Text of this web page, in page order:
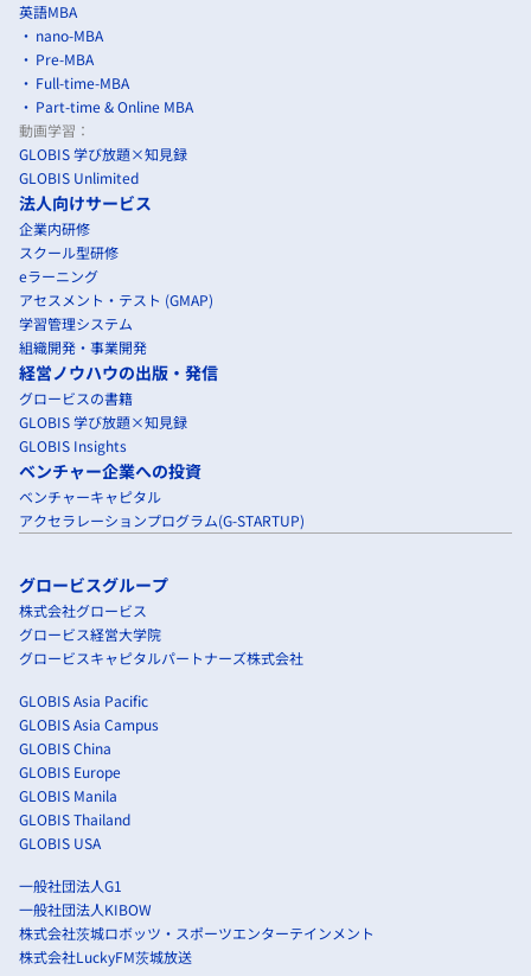
英語MBA
nano-MBA
Pre-MBA
Full-time-MBA
Part-time & Online MBA
動画学習：
GLOBIS 学び放題×知見録
GLOBIS Unlimited
法人向けサービス
企業内研修
スクール型研修
eラーニング
アセスメント・テスト (GMAP)
学習管理システム
組織開発・事業開発
経営ノウハウの出版・発信
グロービスの書籍
GLOBIS 学び放題×知見録
GLOBIS Insights
ベンチャー企業への投資
ベンチャーキャピタル
アクセラレーションプログラム(G-STARTUP)
グロービスグループ
株式会社グロービス
グロービス経営大学院
グロービスキャピタルパートナーズ株式会社
GLOBIS Asia Pacific
GLOBIS Asia Campus
GLOBIS China
GLOBIS Europe
GLOBIS Manila
GLOBIS Thailand
GLOBIS USA
一般社団法人G1
一般社団法人KIBOW
株式会社茨城ロボッツ・スポーツエンターテインメント
株式会社LuckyFM茨城放送